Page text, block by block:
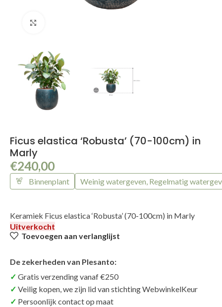
Ficus elastica ‘Robusta’ (70-100cm) in
Marly
€240,00
Binnenplant Weinig watergeven, Regelmatig
Keramiek Ficus elastica ‘Robusta’ (70-100cm) in Marly
Uitverkocht
Toevoegen aan verlanglijst
De zekerheden van Plesanto:
Gratis verzending vanaf €250
Veilig kopen, we zijn lid van stichting WebwinkelKeur
Persoonlijk contact op maat